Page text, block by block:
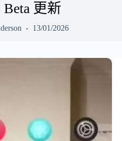
更新
13/01/2026